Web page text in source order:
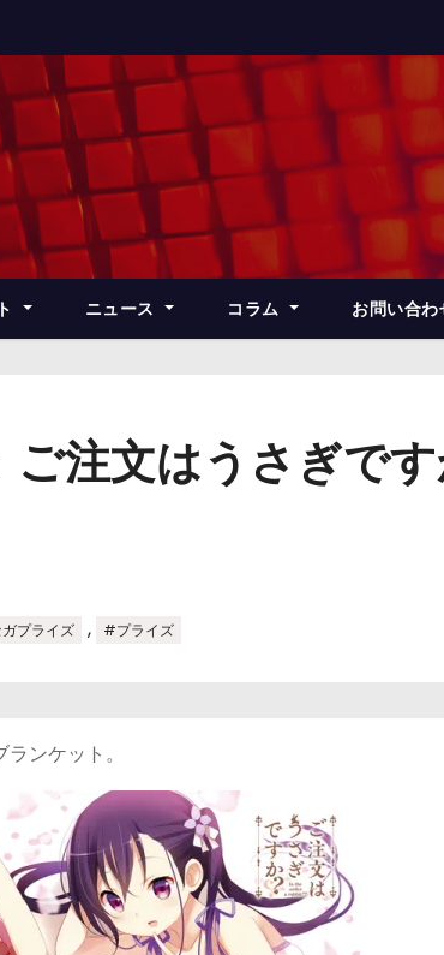
ニュース コラム お問い合わ
ご注文はうさぎで
プライズ , #プライズ
ンケット。